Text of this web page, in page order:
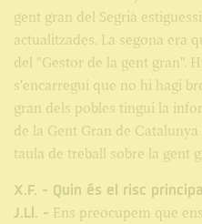
gent gran del Segrià
actualitzades. La segona era
del "Gestor de la gent gran".
s'encarregui que no hi hagi
gran dels pobles tingui la
de la Gent Gran de
taula de treball sobre la gent
X.F. - Quin és el risc
J.Ll. - Ens preocupem que